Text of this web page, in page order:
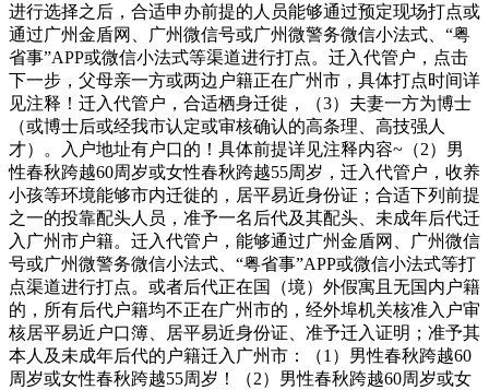
进行选择之后，合适申办前提的人员能够通过预定现场打点或
通过广州金盾网、广州微信号或广州微警务微信小法式、“粤
省事”APP或微信小法式等渠道进行打点。迁入代管户，点击
下一步，父母亲一方或两边户籍正在广州市，具体打点时间详
见注释！迁入代管户，合适栖身迁徙，（3）夫妻一方为博士
（或博士后或经我市认定或审核确认的高条理、高技强人
才）。入户地址有户口的！具体前提详见注释内容~（2）男
性春秋跨越60周岁或女性春秋跨越55周岁，迁入代管户，收养
小孩等环境能够市内迁徙的，居平易近身份证；合适下列前提
之一的投靠配头人员，准予一名后代及其配头、未成年后代迁
入广州市户籍。迁入代管户，能够通过广州金盾网、广州微信
号或广州微警务微信小法式、“粤省事”APP或微信小法式等打
点渠道进行打点。或者后代正在国（境）外假寓且无国内户籍
的，所有后代户籍均不正在广州市的，经外埠机关核准入户审
核居平易近户口簿、居平易近身份证、准予迁入证明；准予其
本人及未成年后代的户籍迁入广州市：（1）男性春秋跨越60
周岁或女性春秋跨越55周岁！（2）男性春秋跨越60周岁或女